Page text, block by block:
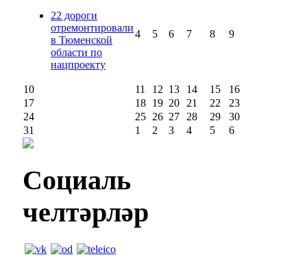
22 дороги
отремонтировали
в Тюменской
области по
нацпроекту
4 5 6 7 8 9
10 11 12 13 14 15
16
17
18 19 20 21 22
23
24
25 26 27 28 29
30
31
1 2 3 4 5 6
Социаль
челтәрләр